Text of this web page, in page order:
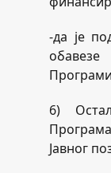
-да је
6)
Јавног